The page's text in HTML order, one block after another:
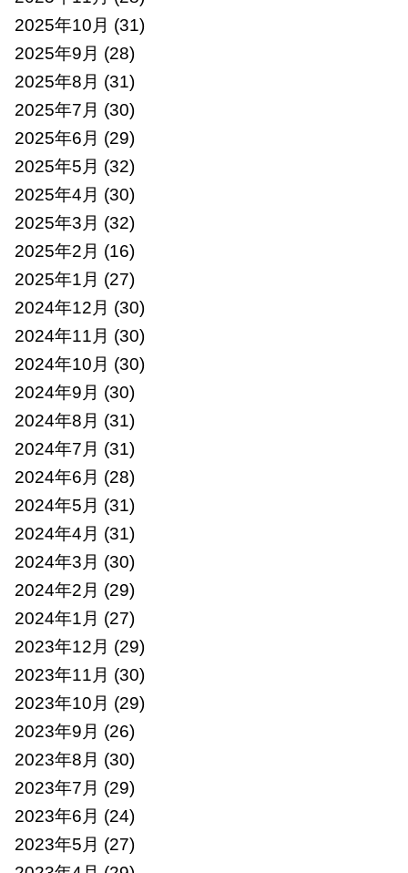
2025年10月 (31)
2025年9月 (28)
2025年8月 (31)
2025年7月 (30)
2025年6月 (29)
2025年5月 (32)
2025年4月 (30)
2025年3月 (32)
2025年2月 (16)
2025年1月 (27)
2024年12月 (30)
2024年11月 (30)
2024年10月 (30)
2024年9月 (30)
2024年8月 (31)
2024年7月 (31)
2024年6月 (28)
2024年5月 (31)
2024年4月 (31)
2024年3月 (30)
2024年2月 (29)
2024年1月 (27)
2023年12月 (29)
2023年11月 (30)
2023年10月 (29)
2023年9月 (26)
2023年8月 (30)
2023年7月 (29)
2023年6月 (24)
2023年5月 (27)